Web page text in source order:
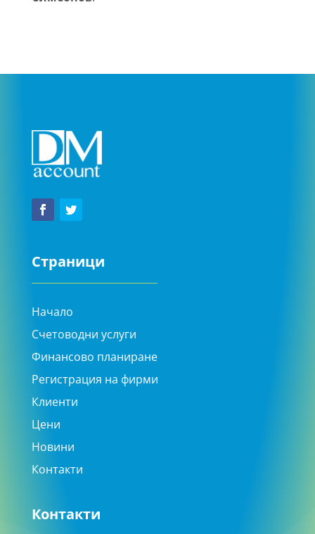
Страници
Начало
Счетоводни услуги
Финансово планиране
Регистрация на фирми
Клиенти
Цени
Новини
Контакти
Контакти